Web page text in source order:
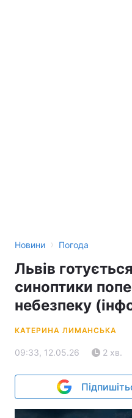
Новини › Погода
Львів
синоптики
небезпеку
КАТЕРИНА ЛИМАНСЬКА
09:33, 12.05.26 2 хв.